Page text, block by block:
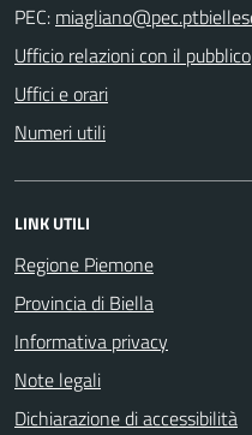
PEC:
Ufficio relazioni con il pubblico
Uffici e orari
Numeri utili
LINK UTILI
Regione Piemone
Provincia di Biella
Informativa privacy
Note legali
Dichiarazione di accessibilità